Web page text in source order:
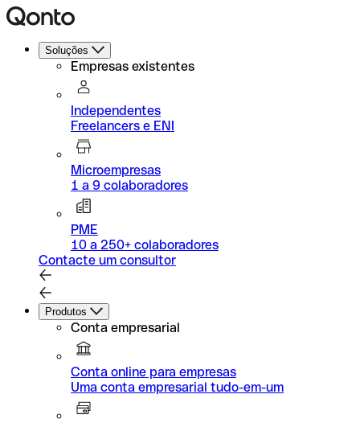
Soluções
Empresas existentes
Independentes
Freelancers e ENI
Microempresas
1 a 9 colaboradores
PME
10 a 250+ colaboradores
Contacte um consultor
Produtos
Conta empresarial
Conta online para empresas
Uma conta empresarial tudo-em-um